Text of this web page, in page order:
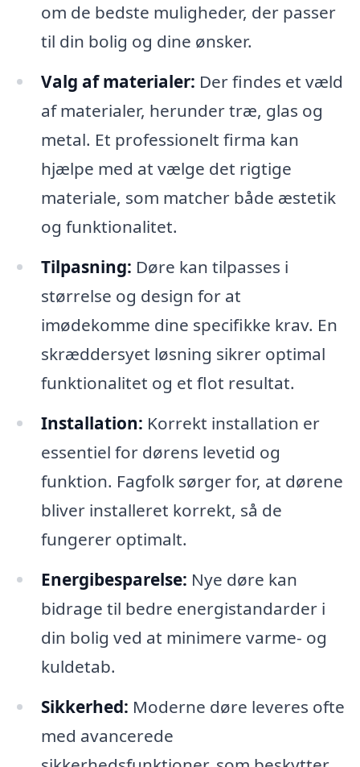
om de bedste muligheder, der passer
til din bolig og dine ønsker.
Valg af materialer: Der findes et væld
af materialer, herunder træ, glas og
metal. Et professionelt firma kan
hjælpe med at vælge det rigtige
materiale, som matcher både æstetik
og funktionalitet.
Tilpasning: Døre kan tilpasses i
størrelse og design for at
imødekomme dine specifikke krav. En
skræddersyet løsning sikrer optimal
funktionalitet og et flot resultat.
Installation: Korrekt installation er
essentiel for dørens levetid og
funktion. Fagfolk sørger for, at dørene
bliver installeret korrekt, så de
fungerer optimalt.
Energibesparelse: Nye døre kan
bidrage til bedre energistandarder i
din bolig ved at minimere varme- og
kuldetab.
Sikkerhed: Moderne døre leveres ofte
med avancerede